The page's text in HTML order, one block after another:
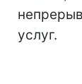
услуг.